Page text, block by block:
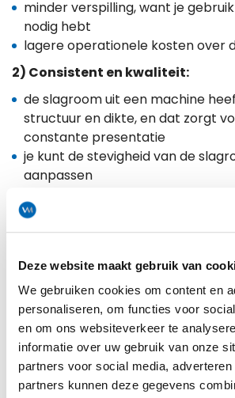
Deze website maakt gebruik van
We gebruiken cookies om content en
personaliseren, om functies voor
en om ons websiteverkeer te
informatie over uw gebruik van onze
partners voor social media,
partners kunnen deze gegevens
minder verspilling, want je
nodig hebt
lagere operationele kosten over
2) Consistent en kwaliteit:
de slagroom uit een machine
structuur en dikte, en dat zorgt
constante presentatie
je kunt de stevigheid van de
aanpassen
3) Tijdsbesparing:
een slagroommachine is snel en
drukke horeca omgeving
geen gedoe met het vervangen
en gaspatronen
4) Milieuvriendelijk:
minder afval, omdat je geen
patronen weggooit